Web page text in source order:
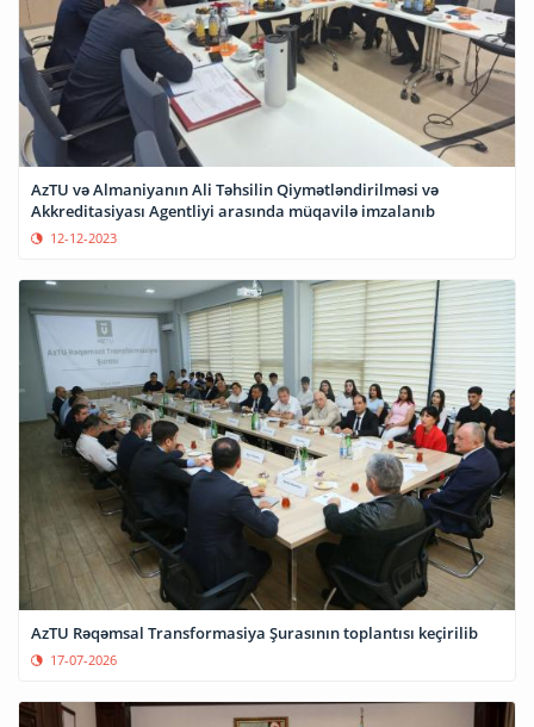
AzTU və Almaniyanın Ali Təhsilin Qiymətləndirilməsi və
Akkreditasiyası Agentliyi arasında müqavilə imzalanıb
12-12-2023
AzTU Rəqəmsal Transformasiya Şurasının toplantısı keçirilib
17-07-2026